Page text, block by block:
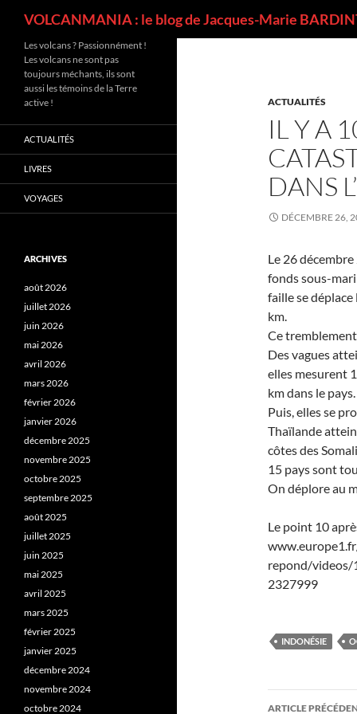
VOLCANMANIA : le blog de Jacques-Marie
ACTUALITÉS
IL Y A
DANS
DÉCEMBRE 26,
Le 26
fonds sous-
faille se
km.
Ce
Des vagues
elles mesurent
km dans le pays.
Puis, elles se
Thaïlande
côtes des
15 pays sont
On déplore au
Le point 10
repond/
2327999
INDONÉSIE
ARTICLE
Les volcans ? Passionnément !
Les volcans ne sont pas
toujours méchants, ils sont
aussi les témoins de la Terre
active !
ACTUALITÉS
LIVRES
VOYAGES
ARCHIVES
août 2026
juillet 2026
juin 2026
mai 2026
avril 2026
mars 2026
février 2026
janvier 2026
décembre 2025
novembre 2025
octobre 2025
septembre 2025
août 2025
juillet 2025
juin 2025
mai 2025
avril 2025
mars 2025
février 2025
janvier 2025
décembre 2024
novembre 2024
octobre 2024